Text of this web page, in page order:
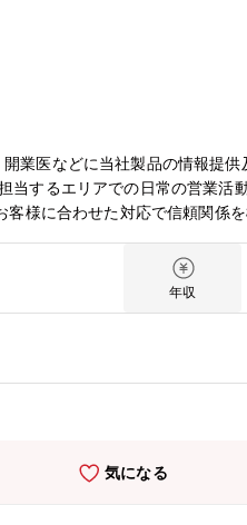
業医などに当社製品の情報提
当するエリアでの日常の営業活
様に合わせた対応で信頼関係
年収
気になる